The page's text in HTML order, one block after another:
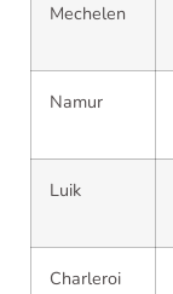
Mechelen
Namur
Luik
Charleroi